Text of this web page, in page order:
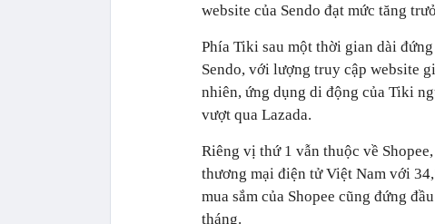
website của Sendo đạt mức tăng
Phía Tiki sau một thời gian dài
Sendo, với lượng truy cập website
nhiên, ứng dụng di động của Tiki
vượt qua Lazada.
Riêng vị thứ 1 vẫn thuộc về
thương mại điện tử Việt Nam với
mua sắm của Shopee cũng đứng
tháng.